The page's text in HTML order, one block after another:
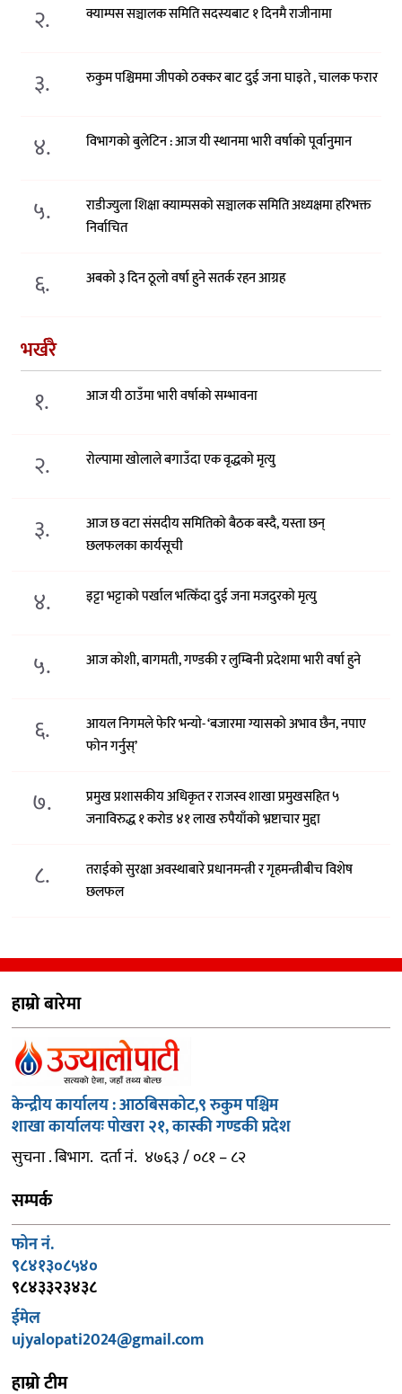
२. क्याम्पस सञ्चालक समिति सदस्यबाट १ दिनमै राजीनामा
३. रुकुम पश्चिममा जीपको ठक्कर बाट दुई जना घाइते , चालक फरार
४. विभागको बुलेटिन : आज यी स्थानमा भारी वर्षाको पूर्वानुमान
५.
राडीज्युला शिक्षा क्याम्पसको सञ्चालक समिति अध्यक्षमा हरिभक्त
निर्वाचित
६. अबको ३ दिन ठूलो वर्षा हुने सतर्क रहन आग्रह
भर्खरै
१. आज यी ठाउँमा भारी वर्षाको सम्भावना
२. रोल्पामा खोलाले बगाउँदा एक वृद्धको मृत्यु
३.
आज छ वटा संसदीय समितिको बैठक बस्दै, यस्ता छन्
छलफलका कार्यसूची
४. इट्टा भट्टाको पर्खाल भत्किँदा दुई जना मजदुरको मृत्यु
५. आज कोशी, बागमती, गण्डकी र लुम्बिनी प्रदेशमा भारी वर्षा हुने
६.
आयल निगमले फेरि भन्याे- ‘बजारमा ग्यासको अभाव छैन, नपाए
फोन गर्नुस्’
७.
प्रमुख प्रशासकीय अधिकृत र राजस्व शाखा प्रमुखसहित ५
जनाविरुद्ध १ करोड ४१ लाख रुपैयाँको भ्रष्टाचार मुद्दा
८.
तराईको सुरक्षा अवस्थाबारे प्रधानमन्त्री र गृहमन्त्रीबीच विशेष
छलफल
हाम्रो बारेमा
केन्द्रीय कार्यालय : आठबिसकोट,९ रुकुम पश्चिम
शाखा कार्यालयः पोखरा २१, कास्की गण्डकी प्रदेश
सुचना . बिभाग. दर्ता नं. ४७६३ / ०८१ – ८२
सम्पर्क
फोन नं.
९८४१३०८५४०
९८४३३२३४३८
ईमेल
ujyalopati2024@gmail.com
हाम्रो टीम